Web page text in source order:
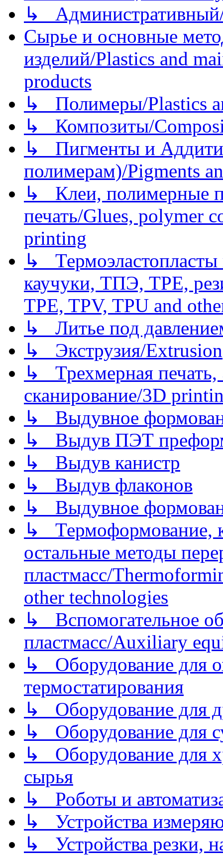
↳
Сырье и основные
изделий/Plastics and
products
↳ Полимеры/Plastics
↳ Композиты/
↳ Пигменты и
полимерам)/Pigments
↳ Клеи, полимерные
печать/Glues, polymer
printing
↳
каучуки, ТПЭ, TPE,
TPE, TPV, TPU and
↳ Литье под
↳ Экструзия/Extrusion
↳ Трехмерная
сканирование/3D
↳ Выдувное
↳ Выдув ПЭТ
↳ Выдув канистр
↳ Выдув флаконов
↳ Выдувное
↳ Термоформование,
остальные методы
пластмасс/
other technologies
↳ Вспомогательное
пластмасс/Auxiliary
↳ Оборудование для
термостатирования
↳ Оборудование для
↳ Оборудование для
↳ Оборудование для
сырья
↳ Роботы и
↳ Устройства
↳ Устройства резки,